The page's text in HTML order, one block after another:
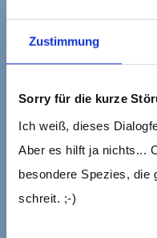
Zustimmung
Sorry für die kurze
Ich weiß, dieses
Aber es hilft ja nichts...
besondere Spezies, die
schreit. ;-)
ByBarbara Wanning